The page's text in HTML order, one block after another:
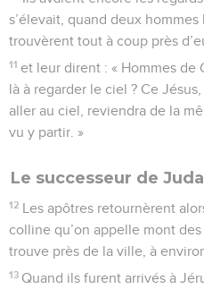
s’élevait, quand deux
trouvèrent tout à coup près
11 et leur dirent : « Hommes de
là à regarder le ciel ? Ce
aller au ciel, reviendra de la
vu y partir. »
Le successeur de
12 Les apôtres retournèrent
colline qu’on appelle mont
trouve près de la ville, à
13 Quand ils furent arrivés à